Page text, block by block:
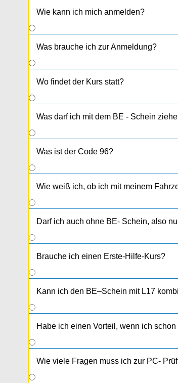
Wie kann ich mich anmelden?
Gleich online oder in unseren
Was brauche ich zur Anmeldung?
Wo findet der Kurs statt?
Was darf ich mit dem BE - Schein
Was ist der Code 96?
Wie weiß ich, ob ich mit meinem
Darf ich auch ohne BE- Schein, also
Brauche ich einen Erste-Hilfe-Kurs?
Kann ich den BE–Schein mit L17
Habe ich einen Vorteil, wenn ich
Wie viele Fragen muss ich zur PC-